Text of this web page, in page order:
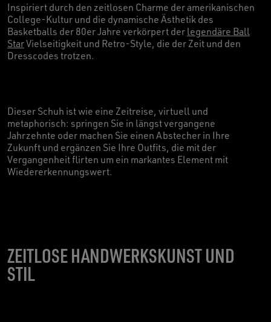
Inspiriert durch den zeitlosen Charme der amerikanischen
College-Kultur und die dynamische Ästhetik des
Basketballs der 80er Jahre verkörpert der legendäre Ball
StarVielseitigkeit und Retro-Style, die der Zeit und den
Dresscodes trotzen.
Dieser Schuh ist wie eine Zeitreise, virtuell und
metaphorisch: springen Sie in längst vergangene
Jahrzehnte oder machen Sie einen Abstecher in Ihre
Zukunft und ergänzen Sie Ihre Outfits, die mit der
Vergangenheit flirten um ein markantes Element mit
Wiedererkennungswert.
ZEITLOSE HANDWERKSKUNST UND
STIL